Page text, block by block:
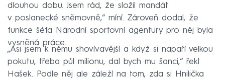
dlouhou dobu. Jsem rád, že složil mandát
v poslanecké sněmovně,“ míní. Zároveň dodal, že
funkce šéfa Národní sportovní agentury pro něj byla
vysněná práce.
„Asi jsem k němu shovívavější a když si napaří velkou
pokutu, třeba půl milionu, dal bych mu šanci,“ řekl
Hašek. Podle něj ale záleží na tom, zda si Hnilička